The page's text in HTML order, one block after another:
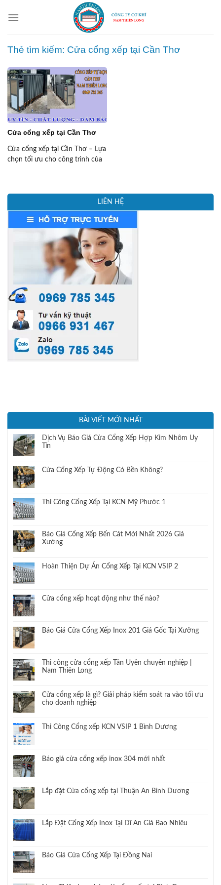
Thẻ tìm kiếm: Cửa cổng xếp tại Cần Thơ
Cửa cổng xếp tại Cần Thơ
Cửa cổng xếp tại Cần Thơ – Lựa
chọn tối ưu cho công trình của
vượt trội về thẩm mỹ, tiện ích,
an toàn và độ bền, cửa ...
LIÊN HỆ
BÀI VIẾT MỚI NHẤT
Dịch Vụ Báo Giá Cửa Cổng Xếp Hợp Kim Nhôm Uy
Tín
Cửa Cổng Xếp Tự Động Có Bền Không?
Thi Công Cổng Xếp Tại KCN Mỹ Phước 1
Báo Giá Cổng Xếp Bến Cát Mới Nhất 2026 Giá
Xưởng
Hoàn Thiện Dự Án Cổng Xếp Tại KCN VSIP 2
Cửa cổng xếp hoạt động như thế nào?
Báo Giá Cửa Cổng Xếp Inox 201 Giá Gốc Tại Xưởng
Thi công cửa cổng xếp Tân Uyên chuyên nghiệp |
Nam Thiên Long
Cửa cổng xếp là gì? Giải pháp kiểm soát ra vào tối ưu
cho doanh nghiệp
Thi Công Cổng xếp KCN VSIP 1 Bình Dương
Báo giá cửa cổng xếp inox 304 mới nhất
Lắp đặt Cửa cổng xếp tại Thuận An Bình Dương
Lắp Đặt Cổng Xếp Inox Tại Dĩ An Giá Bao Nhiêu
Báo Giá Cửa Cổng Xếp Tại Đồng Nai